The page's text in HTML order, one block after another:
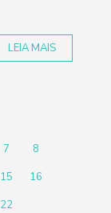
LEIA MAIS
7
8
15
16
22